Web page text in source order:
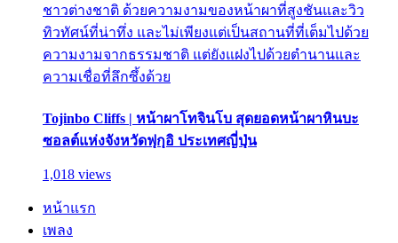
ชาวต่างชาติ ด้วยความงามของหน้าผาที่สูงชันและวิว
ทิวทัศน์ที่น่าทึ่ง และไม่เพียงแต่เป็นสถานที่ที่เต็มไปด้วย
ความงามจากธรรมชาติ แต่ยังแฝงไปด้วยตำนานและ
ความเชื่อที่ลึกซึ้งด้วย
Tojinbo Cliffs | หน้าผาโทจินโบ สุดยอดหน้าผาหินบะ
ซอลต์แห่งจังหวัดฟุกุอิ ประเทศญี่ปุ่น
1,018 views
หน้าแรก
เพลง